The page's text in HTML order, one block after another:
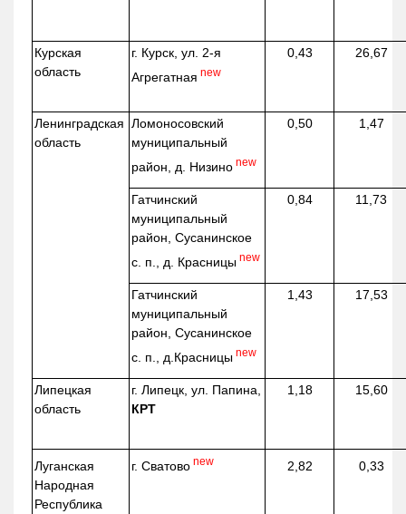
Курская
область
г. Курск, ул. 2-я
Агрегатная new
0,43 26,67
Ленинградская
область
Ломоносовский
муниципальный
район, д. Низино new
0,50 1,47
Гатчинский
муниципальный
район, Сусанинское
с. п., д. Красницы new
0,84 11,73
Гатчинский
муниципальный
район, Сусанинское
с. п., д.Красницы new
1,43 17,53
Липецкая
область
г. Липецк, ул. Папина,
КРТ
1,18 15,60
Луганская
Народная
Республика
г. Сватово new 2,82 0,33